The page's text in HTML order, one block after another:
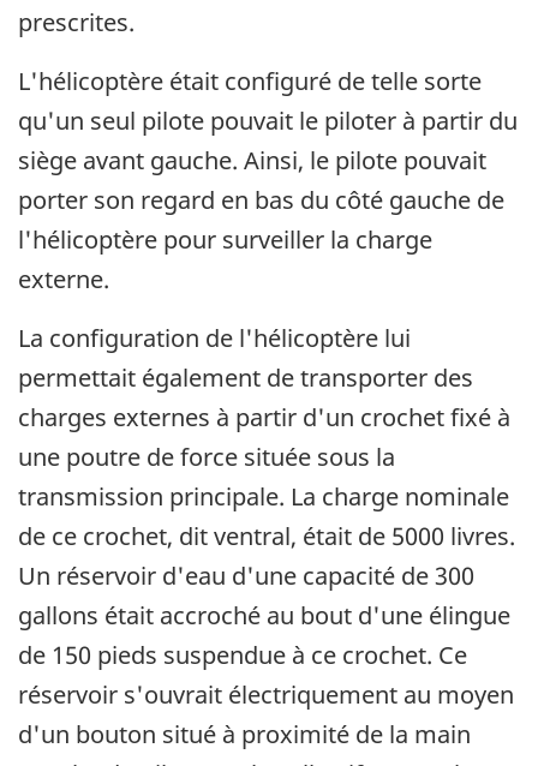
prescrites.
L'hélicoptère était configuré de telle sorte
qu'un seul pilote pouvait le piloter à partir du
siège avant gauche. Ainsi, le pilote pouvait
porter son regard en bas du côté gauche de
l'hélicoptère pour surveiller la charge
externe.
La configuration de l'hélicoptère lui
permettait également de transporter des
charges externes à partir d'un crochet fixé à
une poutre de force située sous la
transmission principale. La charge nominale
de ce crochet, dit ventral, était de 5000 livres.
Un réservoir d'eau d'une capacité de 300
gallons était accroché au bout d'une élingue
de 150 pieds suspendue à ce crochet. Ce
réservoir s'ouvrait électriquement au moyen
d'un bouton situé à proximité de la main